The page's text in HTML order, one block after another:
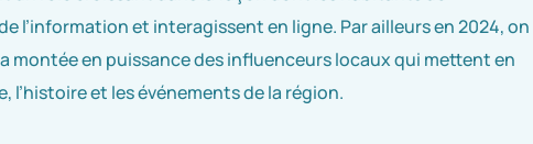
l’information et interagissent en ligne. Par ailleurs en 2024, on
montée en puissance des influenceurs locaux qui mettent en
l’histoire et les événements de la région.